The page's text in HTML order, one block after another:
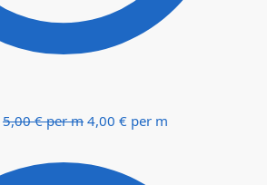
5,00€per m 4,00 € per m